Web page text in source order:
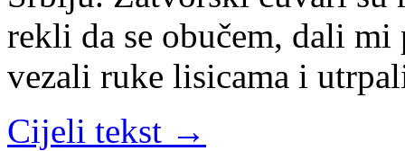
rekli da se obučem, dali mi
vezali ruke lisicama i
Cijeli tekst →